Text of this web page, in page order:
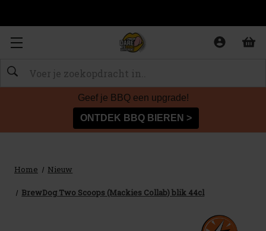
Zoeken
Geef je BBQ een upgrade!
ONTDEK BBQ BIEREN >
Home Nieuw
BrewDog Two Scoops (Mackies Collab) blik 44cl